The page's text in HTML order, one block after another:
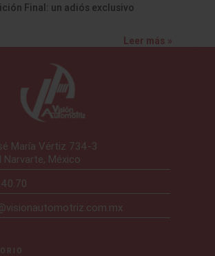
Final: un adiós exclusivo
Leer más »
María Vértiz 734-3
Narvarte, México